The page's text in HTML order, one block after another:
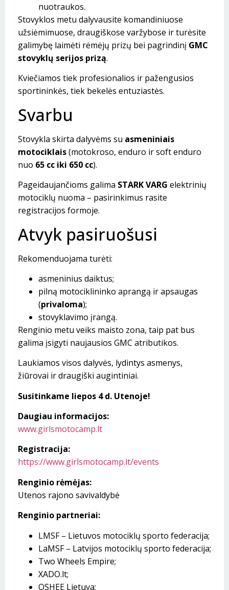
nuotraukos.
Stovyklos metu dalyvausite komandiniuose
užsiėmimuose, draugiškose varžybose ir turėsite
galimybę laimėti rėmėjų prizų bei pagrindinį GMC
stovyklų serijos prizą.
Kviečiamos tiek profesionalios ir pažengusios
sportininkės, tiek bekelės entuziastės.
Svarbu
Stovykla skirta dalyvėms su asmeniniais
motociklais(motokroso, enduro ir soft enduro
nuo 65 cc iki 650 cc).
Pageidaujančioms galima STARK VARG elektrinių
motociklų nuoma – pasirinkimus rasite
registracijos formoje.
Atvyk pasiruošusi
Rekomenduojama turėti:
asmeninius daiktus;
pilną motociklininko aprangą ir apsaugas
(privaloma);
stovyklavimo įrangą.
Renginio metu veiks maisto zona, taip pat bus
galima įsigyti naujausios GMC atributikos.
Laukiamos visos dalyvės, lydintys asmenys,
žiūrovai ir draugiški augintiniai.
Susitinkame liepos 4 d. Utenoje!
Daugiau informacijos:
www.girlsmotocamp.lt
Registracija:
https://www.girlsmotocamp.lt/events
Renginio rėmėjas:
Utenos rajono savivaldybė
Renginio partneriai:
LMSF – Lietuvos motociklų sporto federacija;
LaMSF – Latvijos motociklų sporto federacija;
Two Wheels Empire;
XADO.lt;
OSHEE Lietuva;